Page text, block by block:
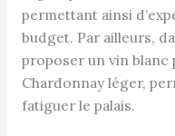
permettant ainsi
budget. Par ailleurs,
proposer un vin blanc
Chardonnay léger,
fatiguer le palais.